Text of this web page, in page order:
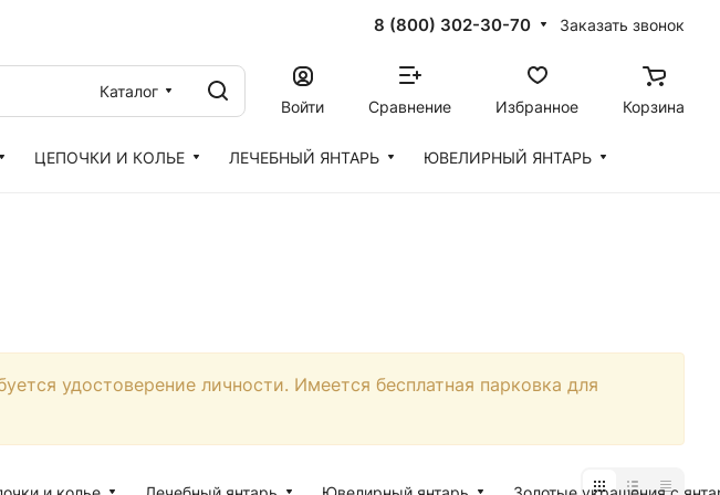
8 (800) 302-30-70 Заказать звонок
Каталог
Войти
Сравнение Избранное Корзина
ЦЕПОЧКИ И КОЛЬЕ ЛЕЧЕБНЫЙ ЯНТАРЬ ЮВЕЛИРНЫЙ ЯНТАРЬ
удостоверение личности. Имеется бесплатная парковка для